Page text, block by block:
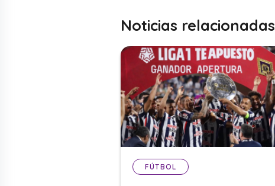
Noticias relacionadas
FÚTBOL